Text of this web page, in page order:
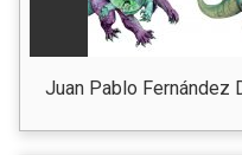
Juan Pablo Fernández